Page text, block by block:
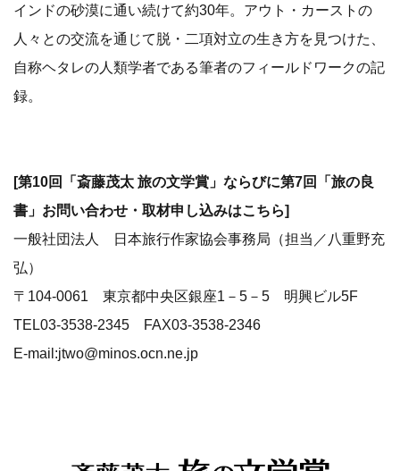
インドの砂漠に通い続けて約30年。アウト・カーストの
人々との交流を通じて脱・二項対立の生き方を見つけた、
自称ヘタレの人類学者である筆者のフィールドワークの記
録。
[第10回「斎藤茂太 旅の文学賞」ならびに第7回「旅の良
書」お問い合わせ・取材申し込みはこちら]
一般社団法人 日本旅行作家協会事務局（担当／八重野充
弘）
〒104‐0061 東京都中央区銀座1－5－5 明興ビル5F
TEL03‐3538‐2345 FAX03‐3538‐2346
E-mail:jtwo@minos.ocn.ne.jp